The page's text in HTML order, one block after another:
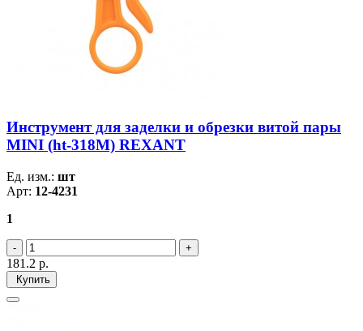
Инструмент для заделки и обрезки витой пары
MINI (ht-318M) REXANT
Ед. изм.: шт
Арт: 12-4231
1
181.2 р.
Купить